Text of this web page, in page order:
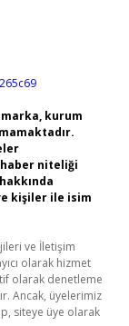
kurum
niteliği
kişiler ile isim
ve İletişim
olarak hizmet
olarak denetleme
Ancak, üyelerimiz
siteye üye olarak